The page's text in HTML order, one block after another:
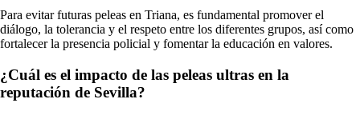
Para evitar futuras peleas en Triana, es fundamental promover el
diálogo, la tolerancia y el respeto entre los diferentes grupos, así como
fortalecer la presencia policial y fomentar la educación en valores.
¿Cuál es el impacto de las peleas ultras en la
reputación de Sevilla?